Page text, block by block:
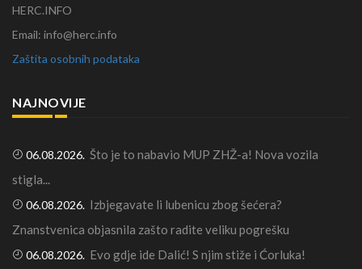
HERC.INFO
Email: info@herc.info
Zaštita osobnih podataka
NAJNOVIJE
06.08.2026. Što je to nabavio MUP ZHŽ-a! Nova vozila
stigla...
06.08.2026. Izbjegavate li lubenicu zbog šećera?
Znanstvenica objasnila zašto radite veliku pogrešku
06.08.2026. Evo gdje ide Dalić! S njim stiže i Ćorluka!